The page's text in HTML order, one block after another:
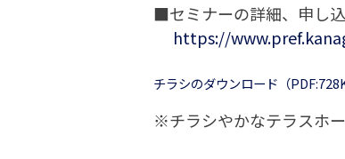
■セミナーの詳細、申し
https://
チラシのダウンロード（
※チラシやかなテラスホ